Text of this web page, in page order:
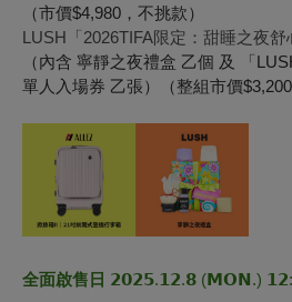
（市價$4,980，不挑款）
LUSH「2026TIFA限定：甜睡之夜舒
（內含 寧靜之夜禮盒 乙個 及 「
單人入場券 乙張）（整組市價$3,200
全面啟售日 𝟮𝟬𝟮𝟱.𝟭𝟮.𝟴 (𝗠𝗢𝗡.)